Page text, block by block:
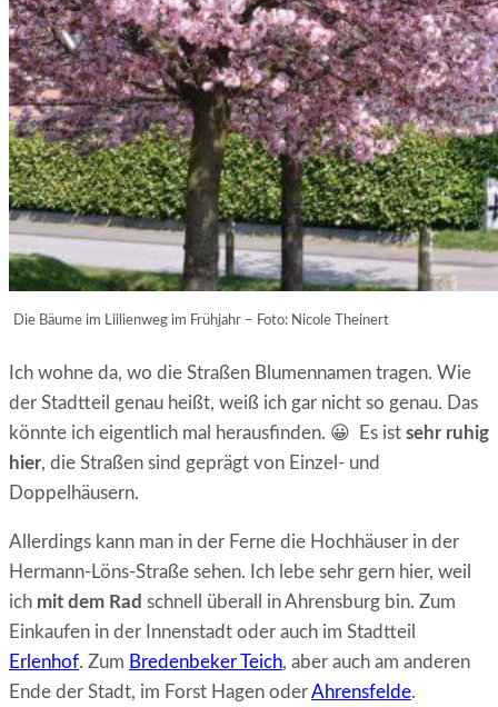
Die Bäume im Liilienweg im Frühjahr – Foto: Nicole Theinert
Ich wohne da, wo die Straßen Blumennamen tragen. Wie
der Stadtteil genau heißt, weiß ich gar nicht so genau. Das
könnte ich eigentlich mal herausfinden. 😀 Es ist sehr ruhig
hier, die Straßen sind geprägt von Einzel- und
Doppelhäusern.
Allerdings kann man in der Ferne die Hochhäuser in der
Hermann-Löns-Straße sehen. Ich lebe sehr gern hier, weil
ich mit dem Rad schnell überall in Ahrensburg bin. Zum
Einkaufen in der Innenstadt oder auch im Stadtteil
Erlenhof. Zum Bredenbeker Teich, aber auch am anderen
Ende der Stadt, im Forst Hagen oderAhrensfelde.